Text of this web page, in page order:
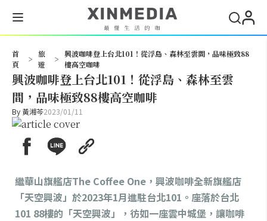
首
頁
>
旅
遊
>
興波咖啡登上台北101！從浮島、森林至雲間，品味極致88
樓高空咖啡
興波咖啡登上台北101！從浮島、森林至雲
間，品味極致88樓高空咖啡
By 黃湘芩2023/01/11
繼華山旗艦店The Coffee One，興波咖啡全新旗艦店
「天空興波」於2023年1月進駐台北101。座落於台北
101 88樓的「天空興波」，彷如一座雲中城堡，讓咖啡